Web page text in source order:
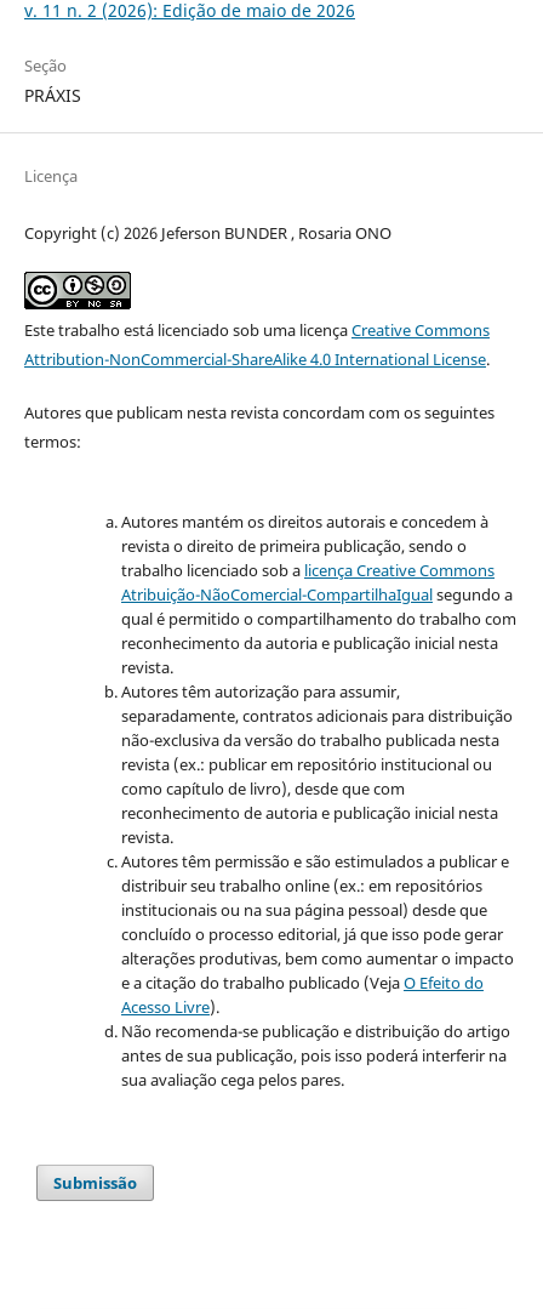
v. 11 n. 2 (2026): Edição de maio de 2026
Seção
PRÁXIS
Licença
Copyright (c) 2026 Jeferson BUNDER , Rosaria ONO
Este trabalho está licenciado sob uma licençaCreative Commons
Attribution-NonCommercial-ShareAlike 4.0 International License.
Autores que publicam nesta revista concordam com os seguintes
termos:
Autores mantém os direitos autorais e concedem à
revista o direito de primeira publicação, sendo o
trabalho licenciado sob a licença Creative Commons
Atribuição-NãoComercial-CompartilhaIgualsegundo a
qual é permitido o compartilhamento do trabalho com
reconhecimento da autoria e publicação inicial nesta
revista.
Autores têm autorização para assumir,
separadamente, contratos adicionais para distribuição
não-exclusiva da versão do trabalho publicada nesta
revista (ex.: publicar em repositório institucional ou
como capítulo de livro), desde que com
reconhecimento de autoria e publicação inicial nesta
revista.
Autores têm permissão e são estimulados a publicar e
distribuir seu trabalho online (ex.: em repositórios
institucionais ou na sua página pessoal) desde que
concluído o processo editorial, já que isso pode gerar
alterações produtivas, bem como aumentar o impacto
e a citação do trabalho publicado (VejaO Efeito do
Acesso Livre).
Não recomenda-se publicação e distribuição do artigo
antes de sua publicação, pois isso poderá interferir na
sua avaliação cega pelos pares.
Submissão